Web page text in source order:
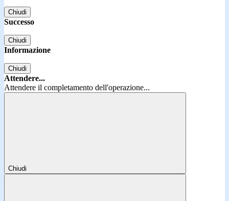
Chiudi
Successo
Chiudi
Informazione
Chiudi
Attendere...
Attendere il completamento dell'operazione...
Chiudi